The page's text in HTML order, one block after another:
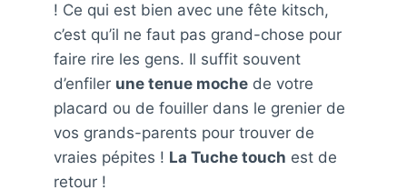
! Ce qui est bien avec une fête kitsch,
c’est qu’il ne faut pas grand-chose pour
faire rire les gens. Il suffit souvent
d’enfiler une tenue moche de votre
placard ou de fouiller dans le grenier de
vos grands-parents pour trouver de
vraies pépites ! La Tuche touch est de
retour !